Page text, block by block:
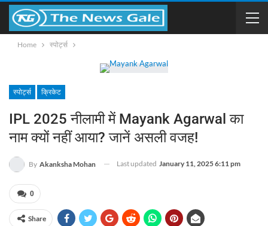
Home स्पोर्ट्स
स्पोर्ट्स क्रिकेट
IPL 2025 नीलामी में Mayank Agarwal का
नाम क्यों नहीं आया? जानें असली वजह!
By Akanksha Mohan Last updated January 11, 2025 6:11 pm
0
Share